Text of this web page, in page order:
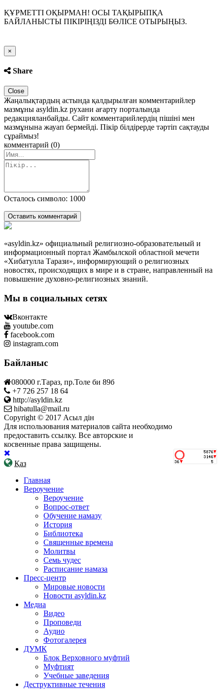
ҚҰРМЕТТІ ОҚЫРМАН! ОСЫ ТАҚЫРЫПҚА
БАЙЛАНЫСТЫ ПІКІРІҢІЗДІ БӨЛІСЕ ОТЫРЫҢЫЗ.
×
Share
Close
Жаңалықтардың астында қалдырылған комментарийлер
мазмұны asyldin.kz рухани ағарту порталында
редакцияланбайды. Сайт комментарийлердің пішіні мен
мазмұнына жауап бермейді. Пікір білдірерде тәртіп сақтауды
сұраймыз!
комментарий (0)
Осталось символо: 1000
Оставить комментарий
«asyldin.kz» официальный религиозно-образовательный и
информационный портал Жамбылской областной мечети
«Хибатулла Тарази», информирующий о религиозных
новостях, происходящих в мире и в стране, направленный на
повышение духовно-религиозных знаний.
Мы в социальных сетях
Вконтакте
youtube.com
facebook.com
instagram.com
Байланыс
080000 г.Тараз, пр.Толе би 89б
+7 726 257 18 64
http://asyldin.kz
hibatulla@mail.ru
Copyright © 2017 Асыл дін
Для использования материалов сайта необходимо
предоставить ссылку. Все авторские и
косвенные права защищены.
Қаз
Главная
Вероучение
Вероучение
Вопрос-ответ
Обучение намазу
История
Библиотека
Священные времена
Молитвы
Семь чудес
Расписание намаза
Пресс-центр
Мировые новости
Новости asyldin.kz
Медиа
Видео
Проповеди
Аудио
Фотогалерея
ДУМК
Блок Верховного муфтий
Муфтият
Учебные заведения
Деструктивные течения